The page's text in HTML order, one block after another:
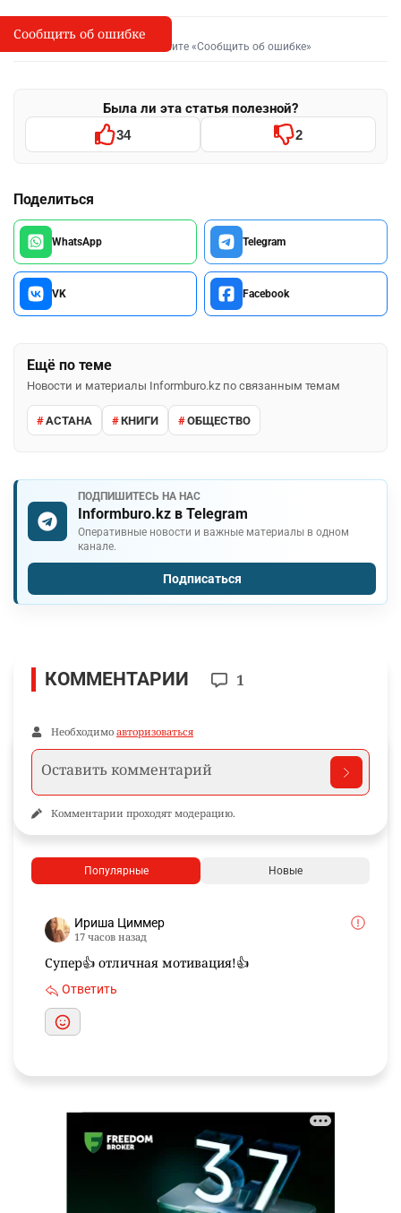
I
Сообщить об опечатке
Выделите фрагмент и нажмите «Сообщить об ошибке»
Была ли эта статья полезной?
34 2
Поделиться
WhatsApp Telegram
VK Facebook
Ещё по теме
Новости и материалы Informburo.kz по связанным темам
АСТАНА КНИГИ ОБЩЕСТВО
ПОДПИШИТЕСЬ НА НАС
Informburo.kz в Telegram
Оперативные новости и важные материалы в одном
канале.
Подписаться
Сообщить об ошибке
КОММЕНТАРИИ 1
Необходимо авторизоваться
Комментарии проходят модерацию.
Популярные Новые
Ириша Циммер
17 часов назад
Супер👍 отличная мотивация!👍
Ответить